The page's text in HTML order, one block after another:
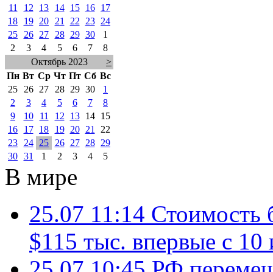
11
12 13 14 15 16
17
18
19 20 21 22 23
24
25
26 27 28 29 30
1
2
3 4 5 6 7
8
Октябрь 2023
>
Пн Вт Ср Чт Пт Сб Вс
25
26 27 28 29 30
1
2
3 4 5 6 7
8
9
10 11 12 13 14
15
16
17 18 19 20 21
22
23
24 25 26 27 28
29
30 31 1 2 3 4 5
В мире
25.07 11:14 Стоимость
$115 тыс. впервые с 10